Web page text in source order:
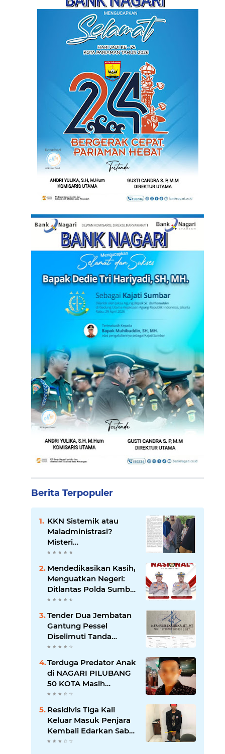
Berita Terpopuler
KKN Sistemik atau
Maladministrasi?
Misteri
"Dikorbankannya" SDN
26 ATT Menguji
Transparansi Pemkot
Padang
Mendedikasikan Kasih,
Menguatkan Negeri:
Ditlantas Polda Sumbar
Apresiasi Peran
Dharma Wanita
sebagai Pilar
Pengabdian
Tender Dua Jembatan
Gantung Pessel
Diselimuti Tanda
Tanya, Gangguan
Sistem atau Permainan
di Balik Layar?
Terduga Predator Anak
di NAGARI PILUBANG
50 KOTA Masih
Berkeliaran
Residivis Tiga Kali
Keluar Masuk Penjara
Kembali Edarkan Sabu,
Polresta Bukittinggi